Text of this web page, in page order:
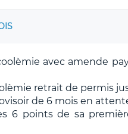
avec amende
retrait de permis
de 6 mois en
6 points de sa